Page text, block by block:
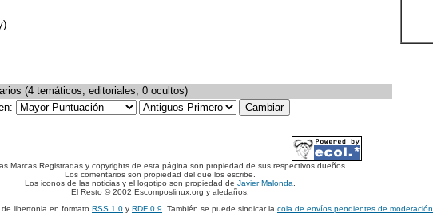
(4 temáticos, editoriales, 0 ocultos)
Marcas Registradas y copyrights de esta página son propiedad de sus respectivos dueños.
Los comentarios son propiedad del que los escribe.
Los iconos de las noticias y el logotipo son propiedad de Javier Malonda
El Resto © 2002 Escomposlinux.org y aledaños.
libertonia en formato RSS 1.0 y RDF 0.9 . También se puede sindicar la cola de envíos pendientes de moderación